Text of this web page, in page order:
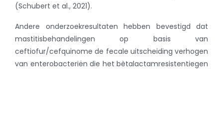
(Schubert et al., 2021).
Andere onderzoekresultaten hebben bevestigd dat
mastitisbehandelingen op basis van
ceftiofur/cefquinome de fecale uitscheiding verhogen
van enterobacteriën die het bètalactamresistentiegen